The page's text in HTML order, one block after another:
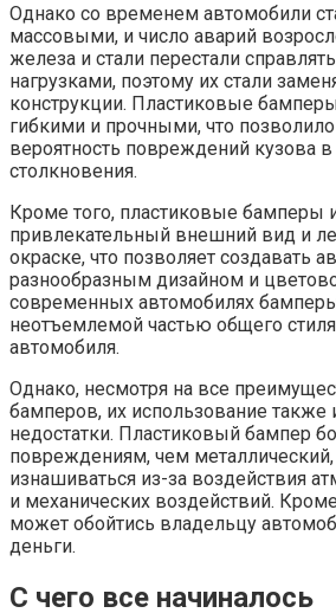
Однако со временем автомобили
массовыми, и число аварий
железа и стали перестали
нагрузками, поэтому их стали
конструкции. Пластиковые
гибкими и прочными, что позволило
вероятность повреждений кузова в
столкновения.
Кроме того, пластиковые бамперы
привлекательный внешний вид и
окраске, что позволяет создавать
разнообразным дизайном и
современных автомобилях
неотъемлемой частью общего стиля
автомобиля.
Однако, несмотря на все
бамперов, их использование также
недостатки. Пластиковый бампер
повреждениям, чем
изнашиваться из-за воздействия
и механических воздействий.
может обойтись владельцу
деньги.
С чего все начиналось